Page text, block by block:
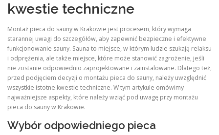
kwestie techniczne
Montaż pieca do sauny w Krakowie jest procesem, który wymaga
starannej uwagi do szczegółów, aby zapewnić bezpieczne i efektywne
funkcjonowanie sauny. Sauna to miejsce, w którym ludzie szukają relaksu
i odprężenia, ale także miejsce, które może stanowić zagrożenie, jeśli
nie zostanie odpowiednio zaprojektowane i zainstalowane. Dlatego też,
przed podjęciem decyzji o montażu pieca do sauny, należy uwzględnić
wszystkie istotne kwestie techniczne. W tym artykule omówimy
najważniejsze aspekty, które należy wziąć pod uwagę przy montażu
pieca do sauny w Krakowie.
Wybór odpowiedniego pieca